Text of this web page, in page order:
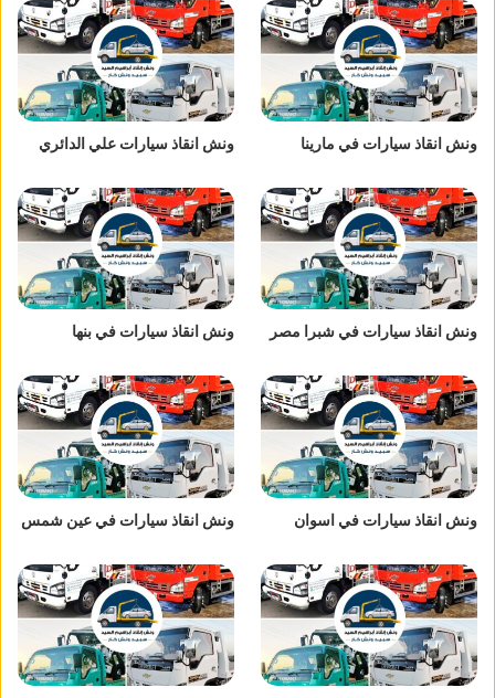
ونش انقاذ سيارات في مارينا ونش انقاذ سيارات علي الدائري
ونش انقاذ سيارات في شبرا مصر ونش انقاذ سيارات في بنها
ونش انقاذ سيارات في اسوان ونش انقاذ سيارات في عين شمس